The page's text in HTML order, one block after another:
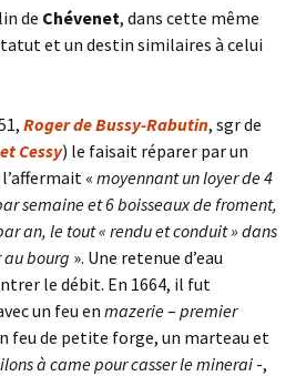
de Chévenet, dans cette même
et un destin similaires à celui
Roger de Bussy-Rabutin, sgr de
Cessy) le faisait réparer par un
« moyennant un loyer de 4
semaine et 6 boisseaux de froment,
an, le tout « rendu et conduit » dans
au bourg ». Une retenue d’eau
le débit. En 1664, il fut
un feu en mazerie– premier
feu de petite forge, un marteau et
à came pour casser le minerai -,